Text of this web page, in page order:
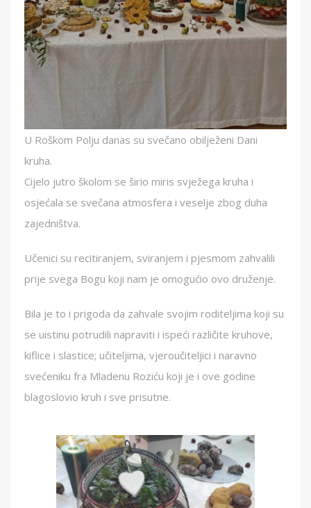
U Roškom Polju danas su svečano obilježeni Dani
kruha.
Cijelo jutro školom se širio miris svježega kruha i
osjećala se svečana atmosfera i veselje zbog duha
zajedništva.
Učenici su recitiranjem, sviranjem i pjesmom zahvalili
prije svega Bogu koji nam je omogućio ovo druženje.
Bila je to i prigoda da zahvale svojim roditeljima koji su
se uistinu potrudili napraviti i ispeći različite kruhove,
kiflice i slastice; učiteljima, vjeroučiteljici i naravno
svećeniku fra Mladenu Roziću koji je i ove godine
blagoslovio kruh i sve prisutne.